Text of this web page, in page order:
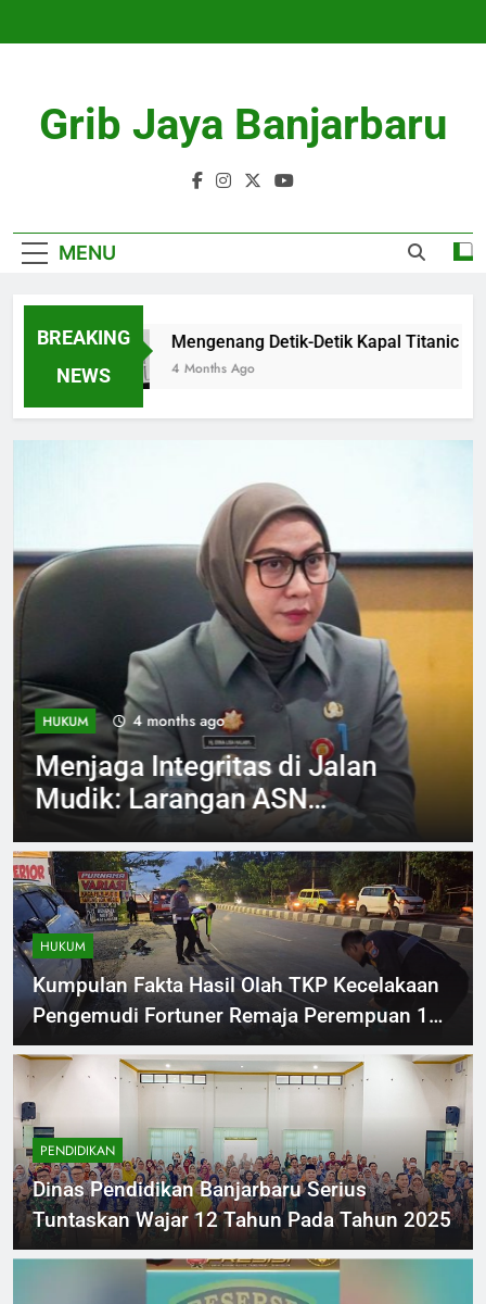
Grib Jaya Banjarbaru
MENU
BREAKING
NEWS
Mengenang Detik-Detik Kapal Titanic
4 Months Ago
HUKUM 4 months ago
Menjaga Integritas di Jalan
Mudik: Larangan ASN
Banjarbaru Gunakan Mobil
Dinas
HUKUM
Kumpulan Fakta Hasil Olah TKP Kecelakaan
Pengemudi Fortuner Remaja Perempuan 16
Tahun Tewaskan 2 Orang di Banjarbaru
PENDIDIKAN
Dinas Pendidikan Banjarbaru Serius
Tuntaskan Wajar 12 Tahun Pada Tahun 2025